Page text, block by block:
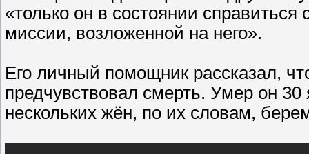
«только он в состоянии
миссии, возложенной на него».
Его личный помощник рассказал,
предчувствовал смерть. Умер он 30
нескольких жён, по их словам,